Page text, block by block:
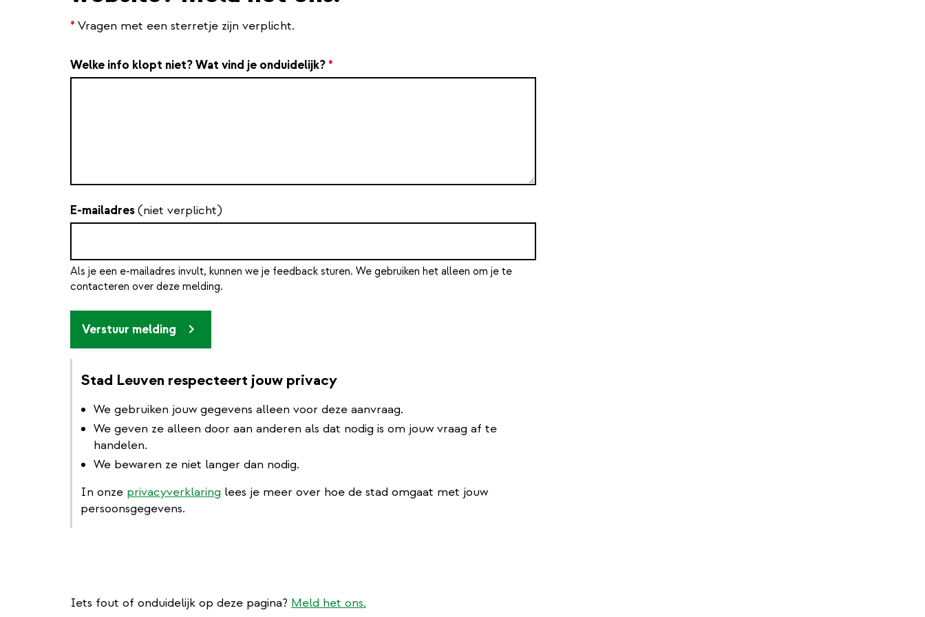
* Vragen met een sterretje zijn verplicht.
Welke info klopt niet? Wat vind je onduidelijk? *
E-mailadres(niet verplicht)
Als je een e-mailadres invult, kunnen we je feedback sturen. We gebruiken het alleen om je te
contacteren over deze melding.
Verstuur melding
Stad Leuven respecteert jouw privacy
We gebruiken jouw gegevens alleen voor deze aanvraag.
We geven ze alleen door aan anderen als dat nodig is om jouw vraag af te
handelen.
We bewaren ze niet langer dan nodig.
In onze privacyverklaring lees je meer over hoe de stad omgaat met jouw
persoonsgegevens.
Iets fout of onduidelijk op deze pagina? Meld het ons.